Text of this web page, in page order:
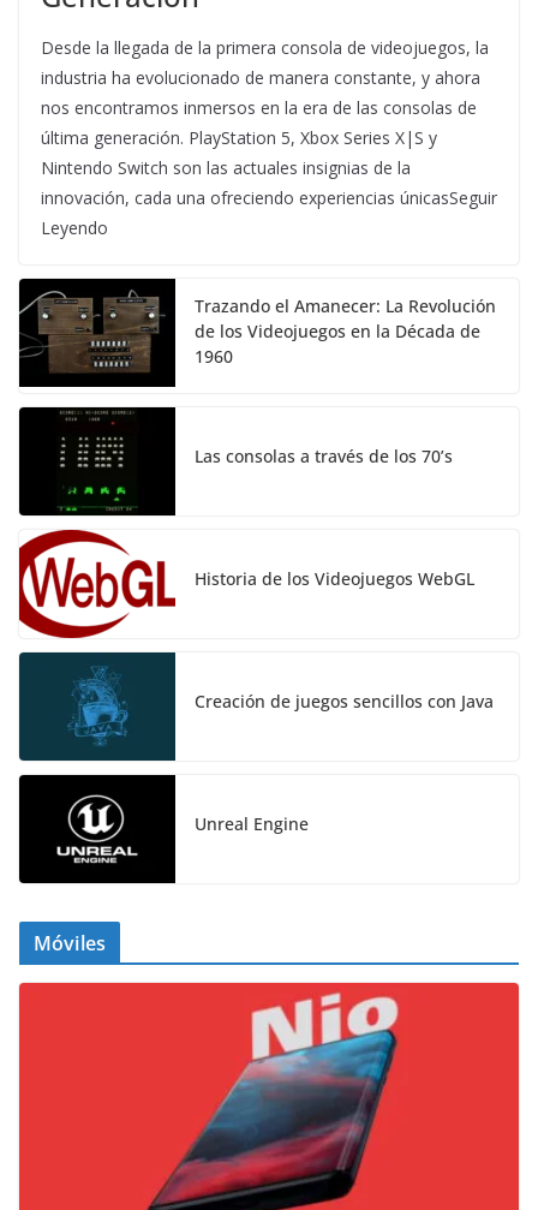
Desde la llegada de la primera consola de videojuegos, la
industria ha evolucionado de manera constante, y ahora
nos encontramos inmersos en la era de las consolas de
última generación. PlayStation 5, Xbox Series X|S y
Nintendo Switch son las actuales insignias de la
innovación, cada una ofreciendo experiencias únicasSeguir
Leyendo
Trazando el Amanecer: La Revolución
de los Videojuegos en la Década de
1960
Las consolas a través de los 70’s
Historia de los Videojuegos WebGL
Creación de juegos sencillos con Java
Unreal Engine
Móviles